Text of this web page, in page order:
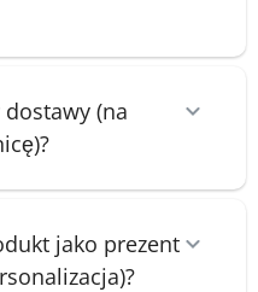
(na
jako prezent